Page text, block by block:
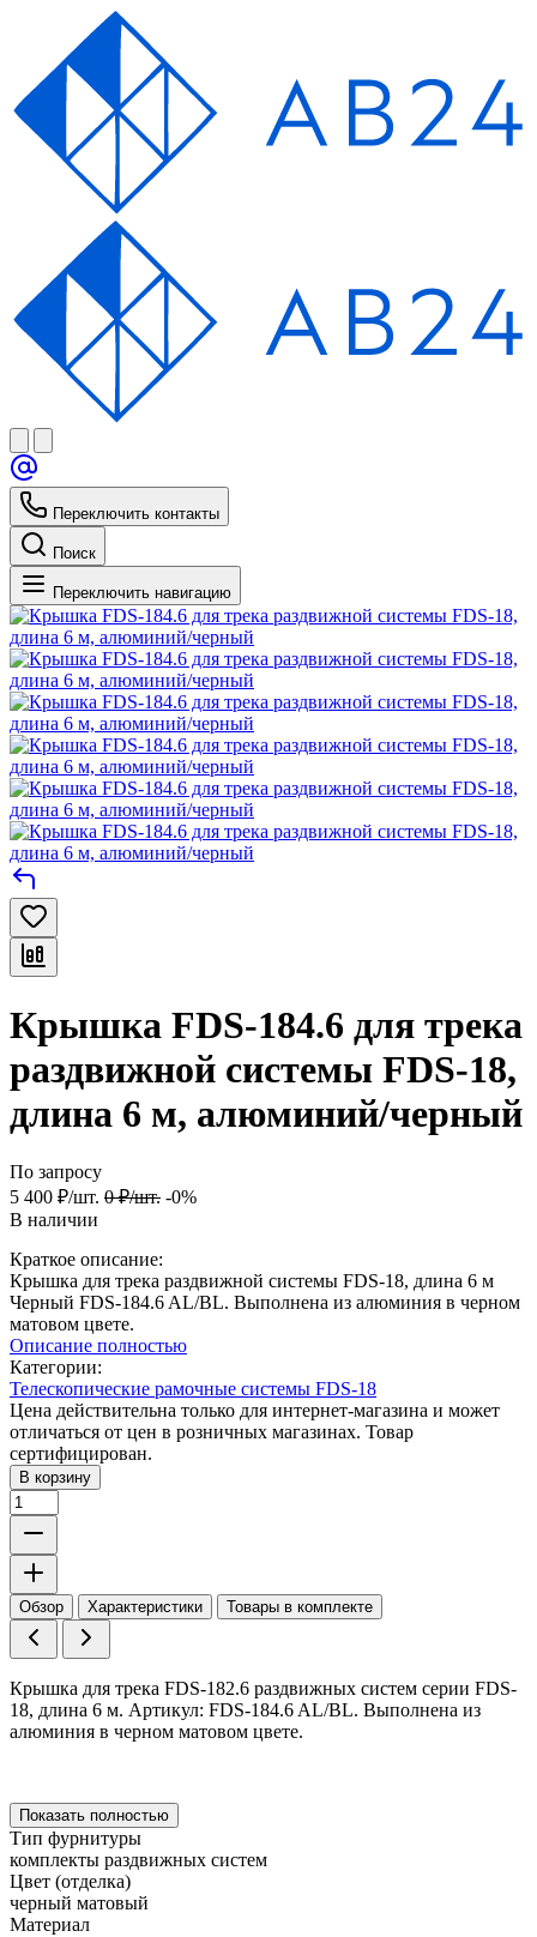
Переключить контакты
Поиск
Переключить навигацию
Крышка FDS-184.6 для трека
раздвижной системы FDS-18,
длина 6 м, алюминий/черный
По запросу
5 400 ₽/шт. 0 ₽/шт. -0%
В наличии
Краткое описание:
Крышка для трека раздвижной системы FDS-18, длина 6 м
Черный FDS-184.6 AL/BL. Выполнена из алюминия в черном
матовом цвете.
Описание полностью
Категории:
Телескопические рамочные системы FDS-18
Цена действительна только для интернет-магазина и может
отличаться от цен в розничных магазинах. Товар
сертифицирован.
В корзину
Обзор Характеристики Товары в комплекте
Крышка для трека FDS-182.6 раздвижных систем серии FDS-
18, длина 6 м. Артикул: FDS-184.6 AL/BL. Выполнена из
алюминия в черном матовом цвете.
Показать полностью
Тип фурнитуры
комплекты раздвижных систем
Цвет (отделка)
черный матовый
Материал